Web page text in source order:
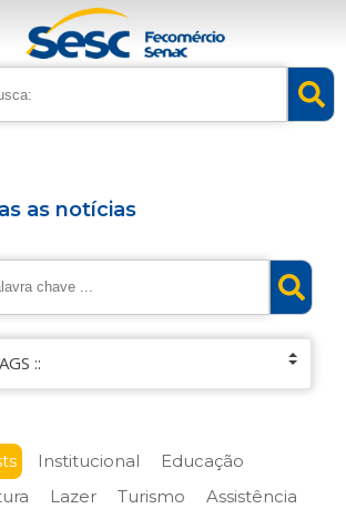
as notícias
Institucional
Educação
Lazer Turismo
Assistência